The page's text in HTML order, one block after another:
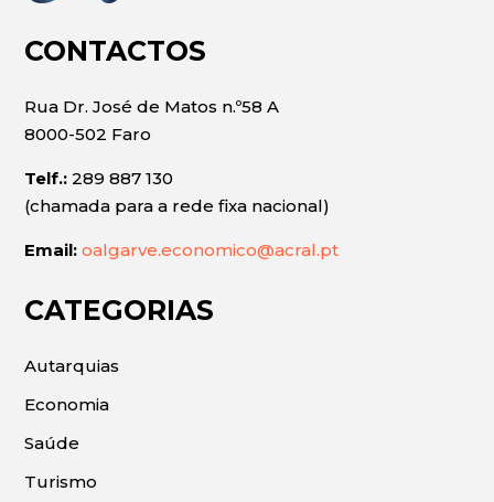
CONTACTOS
Rua Dr. José de Matos n.º58 A
8000-502 Faro
Telf.: 289 887 130
(chamada para a rede fixa nacional)
Email: oalgarve.economico@acral.pt
CATEGORIAS
Autarquias
Economia
Saúde
Turismo